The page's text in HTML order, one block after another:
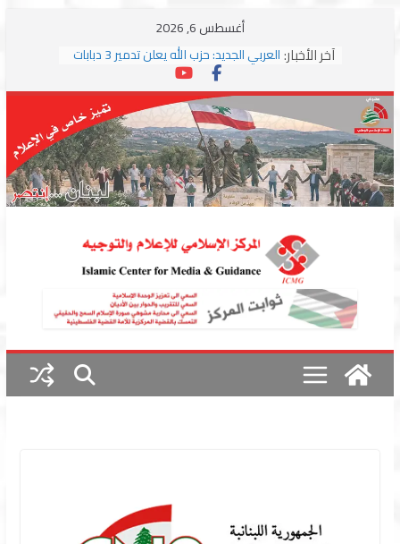
أغسطس 6, 2026
آخر الأخبار: العربي الجديد: حزب الله يعلن تدمير 3 دبابات
وسط اشتباكات مع جيش الاحتلال
ترامب: مذكرة التفاهم تمثل “استسلاما غير
مشروط” من جانب إيران
الجمهورية: إسرائيل إلى واشنطن بخريطة
احتلال جديدة ولبنان أمام اختبار التفاوض
بزشكيان وترامب يوقعان اتفاق إسلام آباد
تمهيداً لاستئناف المفاوضات
استهداف دراجة نارية على طريق العباسية